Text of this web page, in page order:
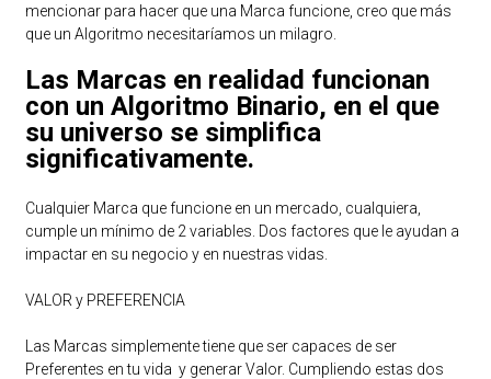
mencionar para hacer que una Marca funcione, creo que más
que un Algoritmo necesitaríamos un milagro.
Las Marcas en realidad funcionan
con un Algoritmo Binario, en el que
su universo se simplifica
significativamente.
Cualquier Marca que funcione en un mercado, cualquiera,
cumple un mínimo de 2 variables. Dos factores que le ayudan a
impactar en su negocio y en nuestras vidas.
VALOR y PREFERENCIA
Las Marcas simplemente tiene que ser capaces de ser
Preferentes en tu vida y generar Valor. Cumpliendo estas dos